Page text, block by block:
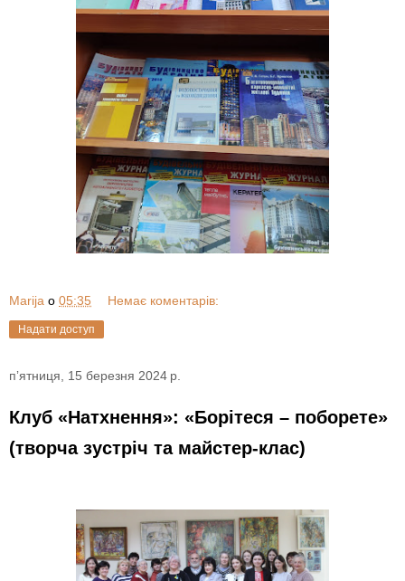
Marija о 05:35 Немає коментарів:
Надати доступ
пʼятниця, 15 березня 2024 р.
Клуб «Натхнення»: «Борітеся – поборете»
(творча зустріч та майстер-клас)